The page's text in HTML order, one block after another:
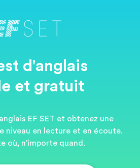
d'anglais
et gratuit
EF SET et obtenez une
niveau en lecture et en écoute.
où, n'importe quand.